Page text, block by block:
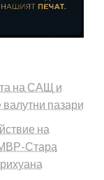
на САЩ и
пазари
на
Стара